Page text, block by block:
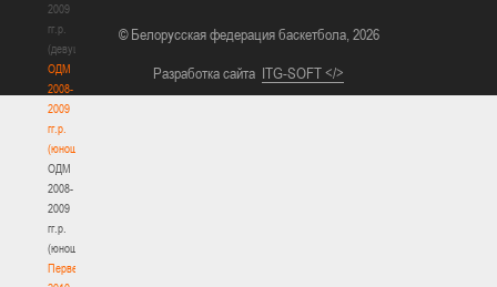
2009
гг.р.
(девушки)
ОДМ
2008-
2009
гг.р.
(юноши)
ОДМ
2008-
2009
гг.р.
(юноши)
Первенство
© Белорусская федерация баскетбола, 2026
Разработка сайта ITG-SOFT </>